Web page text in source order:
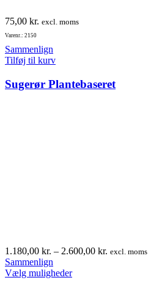
75,00 kr. excl. moms
Varenr.: 2150
Sammenlign
Tilføj til kurv
Sugerør Plantebaseret
1.180,00 kr. – 2.600,00 kr. Prisinterval:
excl. moms
Sammenlign
Vælg mulighederDette